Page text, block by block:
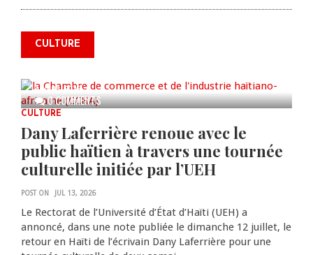
CULTURE
0 COMMENTS
l'industrie haïtiano-africaine
commémorer le 235e
anniversaire de la cérémonie du
AUG 05, 2026
CULTURE
Dany Laferrière renoue avec le
public haïtien à travers une tournée
culturelle initiée par l’UEH
POST ON JUL 13, 2026
Le Rectorat de l’Université d’État d’Haïti (UEH) a
annoncé, dans une note publiée le dimanche 12 juillet, le
retour en Haïti de l’écrivain Dany Laferrière pour une